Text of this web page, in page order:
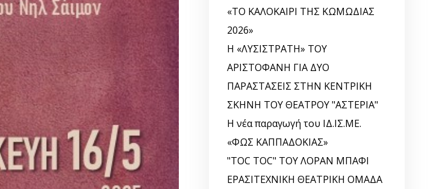
«ΤΟ ΚΑΛΟΚΑΙΡΙ ΤΗΣ ΚΩΜΩΔΙΑΣ
2026»
Η «ΛΥΣΙΣΤΡΑΤΗ» ΤΟΥ
ΑΡΙΣΤΟΦΑΝΗ ΓΙΑ ΔΥΟ
ΠΑΡΑΣΤΑΣΕΙΣ ΣΤΗΝ ΚΕΝΤΡΙΚΗ
ΣΚΗΝΗ ΤΟΥ ΘΕΑΤΡΟΥ "ΑΣΤΕΡΙΑ"
Η νέα παραγωγή του ΙΔ.ΙΣ.ΜΕ.
«ΦΩΣ ΚΑΠΠΑΔΟΚΙΑΣ»
"TOC TOC" ΤΟΥ ΛΟΡΑΝ ΜΠΑΦΙ
ΕΡΑΣΙΤΕΧΝΙΚΗ ΘΕΑΤΡΙΚΗ ΟΜΑΔΑ